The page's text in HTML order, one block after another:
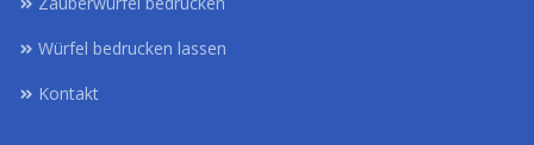
Würfel bedrucken lassen
Kontakt